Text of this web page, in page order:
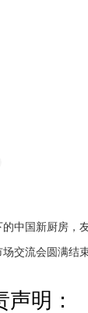
的中国新厨房，
交流会圆满结
明：